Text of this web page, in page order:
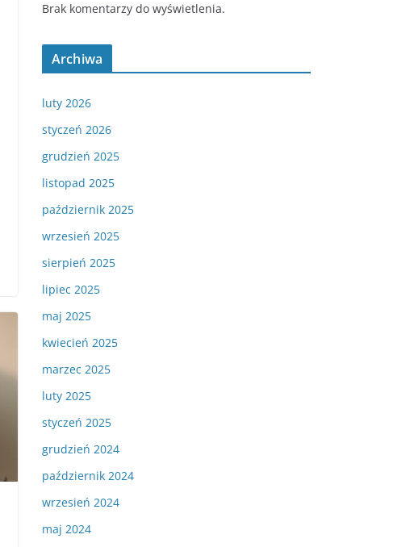
Brak komentarzy do wyświetlenia.
Archiwa
luty 2026
styczeń 2026
grudzień 2025
listopad 2025
październik 2025
wrzesień 2025
sierpień 2025
lipiec 2025
maj 2025
kwiecień 2025
marzec 2025
luty 2025
styczeń 2025
grudzień 2024
październik 2024
wrzesień 2024
maj 2024